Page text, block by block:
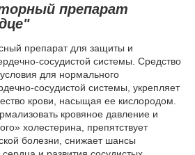
препарат
препарат для защиты и
сосудистой системы. Средство
для нормального
сосудистой системы, укрепляет
крови, насыщая ее кислородом.
кровяное давление и
холестерина, препятствует
болезни, снижает шансы